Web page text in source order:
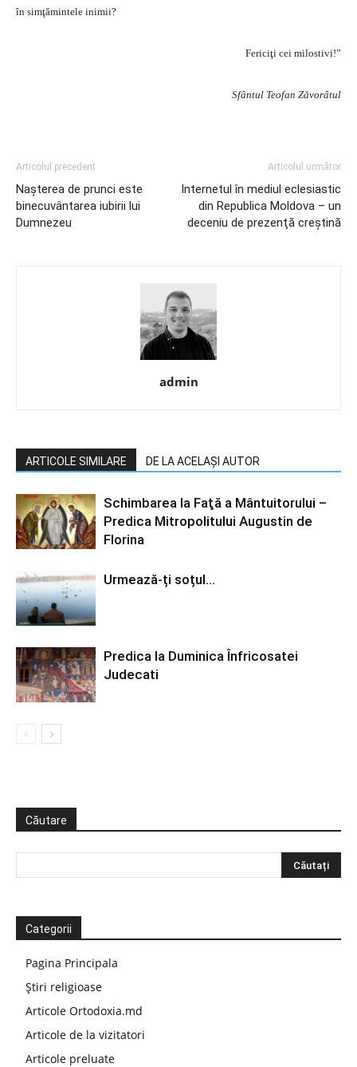
în simţămintele inimii?
Fericiţi cei milostivi!”
Sfântul Teofan Zăvorâtul
Articolul precedent
Naşterea de prunci este
binecuvântarea iubirii lui
Dumnezeu
Articolul următor
Internetul în mediul eclesiastic
din Republica Moldova – un
deceniu de prezenţă creştină
admin
ARTICOLE SIMILARE DE LA ACELAȘI AUTOR
Schimbarea la Faţă a Mântuitorului –
Predica Mitropolitului Augustin de
Florina
Urmează-ți soțul…
Predica la Duminica Înfricosatei
Judecati
Căutare
Categorii
Pagina Principala
Știri religioase
Articole Ortodoxia.md
Articole de la vizitatori
Articole preluate